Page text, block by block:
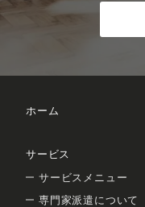
ホーム
サービス
サービスメニュー
専門家派遣について